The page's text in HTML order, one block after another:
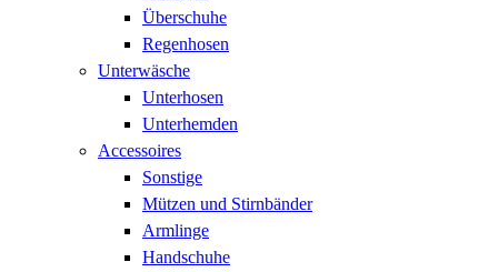
Überschuhe
Regenhosen
Unterwäsche
Unterhosen
Unterhemden
Accessoires
Sonstige
Mützen und Stirnbänder
Armlinge
Handschuhe